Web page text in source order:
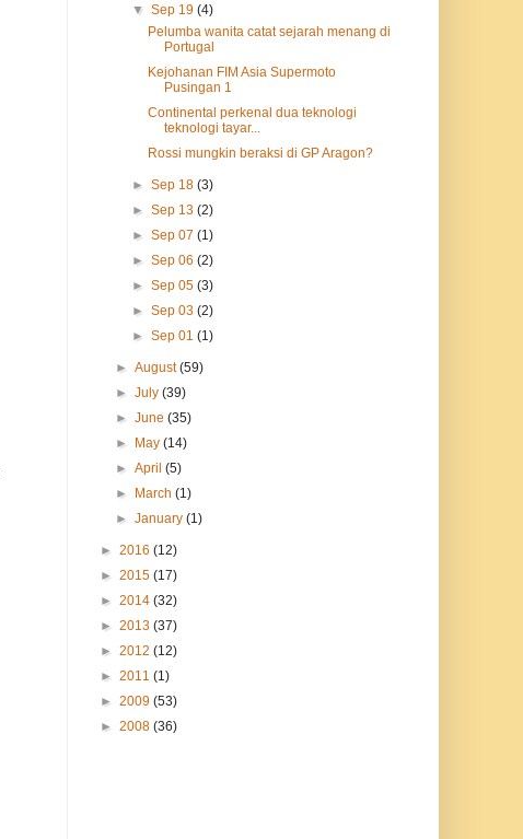
▼ Sep 19 (4)
Pelumba wanita catat sejarah menang di
Portugal
Kejohanan FIM Asia Supermoto
Pusingan 1
Continental perkenal dua teknologi
teknologi tayar...
Rossi mungkin beraksi di GP Aragon?
► Sep 18 (3)
► Sep 13 (2)
► Sep 07 (1)
► Sep 06 (2)
► Sep 05 (3)
► Sep 03 (2)
► Sep 01 (1)
►August(59)
►July(39)
►June(35)
► May(14)
►April(5)
► March(1)
►January(1)
► 2016 (12)
► 2015 (17)
► 2014 (32)
► 2013 (37)
► 2012 (12)
► 2011 (1)
► 2009 (53)
► 2008 (36)